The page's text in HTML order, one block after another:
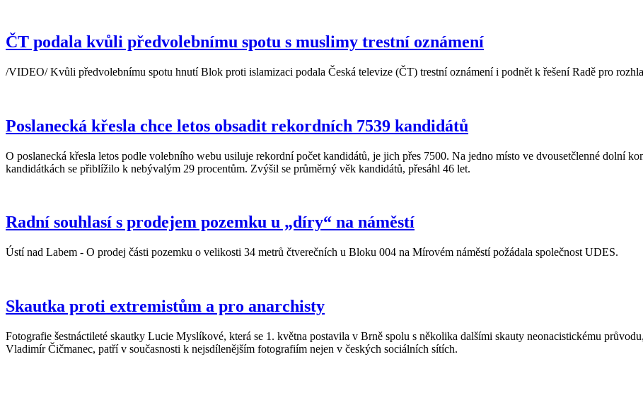
ČT podala kvůli předvolebnímu spotu s muslimy trestní oznámení
/VIDEO/ Kvůli předvolebnímu spotu hnutí Blok proti islamizaci podala Česká televize (ČT) trestní oznámení i podnět k řešení Radě pro
Poslanecká křesla chce letos obsadit rekordních 7539 kandidátů
O poslanecká křesla letos podle volebního webu usiluje rekordní počet kandidátů, je jich přes 7500. Na jedno místo ve dvousetčlenné dolní
kandidátkách se přiblížilo k nebývalým 29 procentům. Zvýšil se průměrný věk kandidátů, přesáhl 46 let.
Radní souhlasí s prodejem pozemku u „díry“ na náměstí
Ústí nad Labem - O prodej části pozemku o velikosti 34 metrů čtverečních u Bloku 004 na Mírovém náměstí požádala společnost UDES.
Skautka proti extremistům a pro anarchisty
Fotografie šestnáctileté skautky Lucie Myslíkové, která se 1. května postavila v Brně spolu s několika dalšími skauty neonacistickému
Vladimír Čičmanec, patří v současnosti k nejsdílenějším fotografiím nejen v českých sociálních sítích.